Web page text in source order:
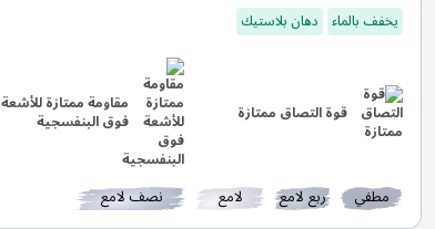
يخفف بالماء دهان بلاستيك
قوة التصاق ممتازة مقاومة ممتازة للأشعة
فوق البنفسجية
مطفي ربع لامع لامع نصف لامع